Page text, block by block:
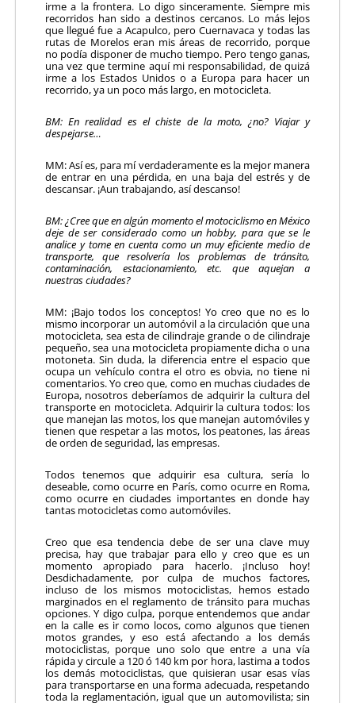
irme a la frontera. Lo digo sinceramente. Siempre mis
recorridos han sido a destinos cercanos. Lo más lejos
que llegué fue a Acapulco, pero Cuernavaca y todas las
rutas de Morelos eran mis áreas de recorrido, porque
no podía disponer de mucho tiempo. Pero tengo ganas,
una vez que termine aquí mi responsabilidad, de quizá
irme a los Estados Unidos o a Europa para hacer un
recorrido, ya un poco más largo, en motocicleta.
BM: En realidad es el chiste de la moto, ¿no? Viajar y
despejarse…
MM: Así es, para mí verdaderamente es la mejor manera
de entrar en una pérdida, en una baja del estrés y de
descansar. ¡Aun trabajando, así descanso!
BM: ¿Cree que en algún momento el motociclismo en México
deje de ser considerado como un hobby, para que se le
analice y tome en cuenta como un muy eficiente medio de
transporte, que resolvería los problemas de tránsito,
contaminación, estacionamiento, etc. que aquejan a
nuestras ciudades?
MM: ¡Bajo todos los conceptos! Yo creo que no es lo
mismo incorporar un automóvil a la circulación que una
motocicleta, sea esta de cilindraje grande o de cilindraje
pequeño, sea una motocicleta propiamente dicha o una
motoneta. Sin duda, la diferencia entre el espacio que
ocupa un vehículo contra el otro es obvia, no tiene ni
comentarios. Yo creo que, como en muchas ciudades de
Europa, nosotros deberíamos de adquirir la cultura del
transporte en motocicleta. Adquirir la cultura todos: los
que manejan las motos, los que manejan automóviles y
tienen que respetar a las motos, los peatones, las áreas
de orden de seguridad, las empresas.
Todos tenemos que adquirir esa cultura, sería lo
deseable, como ocurre en París, como ocurre en Roma,
como ocurre en ciudades importantes en donde hay
tantas motocicletas como automóviles.
Creo que esa tendencia debe de ser una clave muy
precisa, hay que trabajar para ello y creo que es un
momento apropiado para hacerlo. ¡Incluso hoy!
Desdichadamente, por culpa de muchos factores,
incluso de los mismos motociclistas, hemos estado
marginados en el reglamento de tránsito para muchas
opciones. Y digo culpa, porque entendemos que andar
en la calle es ir como locos, como algunos que tienen
motos grandes, y eso está afectando a los demás
motociclistas, porque uno solo que entre a una vía
rápida y circule a 120 ó 140 km por hora, lastima a todos
los demás motociclistas, que quisieran usar esas vías
para transportarse en una forma adecuada, respetando
toda la reglamentación, igual que un automovilista; sin